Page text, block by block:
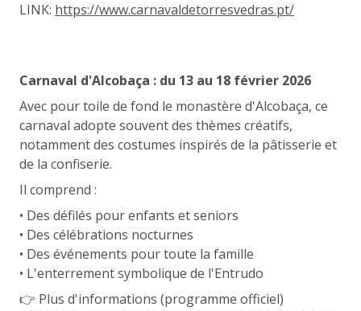
LINK: https://www.carnavaldetorresvedras.pt/
Carnaval d'Alcobaça : du 13 au 18 février 2026
Avec pour toile de fond le monastère d'Alcobaça, ce
carnaval adopte souvent des thèmes créatifs,
notamment des costumes inspirés de la pâtisserie et
de la confiserie.
Il comprend :
• Des défilés pour enfants et seniors
• Des célébrations nocturnes
• Des événements pour toute la famille
• L'enterrement symbolique de l'Entrudo
👉 Plus d'informations (programme officiel)